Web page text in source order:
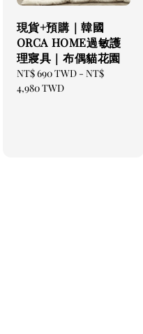
現貨+預購｜韓國
ORCA HOME過敏護
理寢具｜布偶貓花園
Regular
price
NT$ 690 TWD- NT$
4,980 TWD